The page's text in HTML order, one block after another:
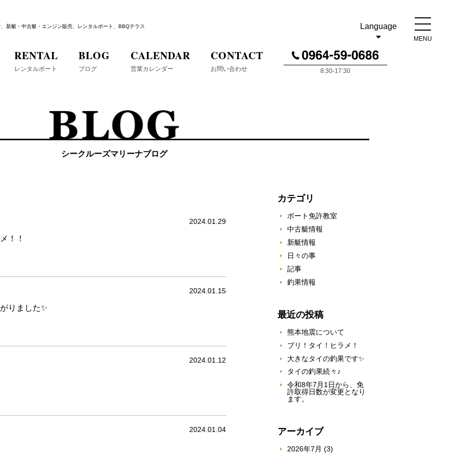
新艇・中古艇・エンジン販売、レンタルボート、BBQテラス Language
MENU
RENTAL
レンタルボート
BLOG
ブログ
CALENDAR
営業カレンダー
CONTACT
お問い合わせ 8:30-17:30
シークルーズマリーナブログ
2024.01.29
！！
2024.01.15
りました✨
2024.01.12
2024.01.04
カテゴリ
ボート免許教室
中古艇情報
新艇情報
日々の事
記事
釣果情報
最近の投稿
熊本地震について
ブリ！タイ！ヒラメ！
大きなタイの釣果です✨
タイの釣果続々♪
令和8年7月1日から、免
許取得日数が変更となり
ます。
アーカイブ
2026年7月 (3)